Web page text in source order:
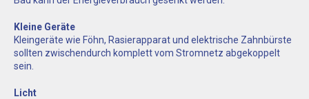
Kleine Geräte
Kleingeräte wie Föhn, Rasierapparat und elektrische Zahnbürste
sollten zwischendurch komplett vom Stromnetz abgekoppelt
sein.
Licht